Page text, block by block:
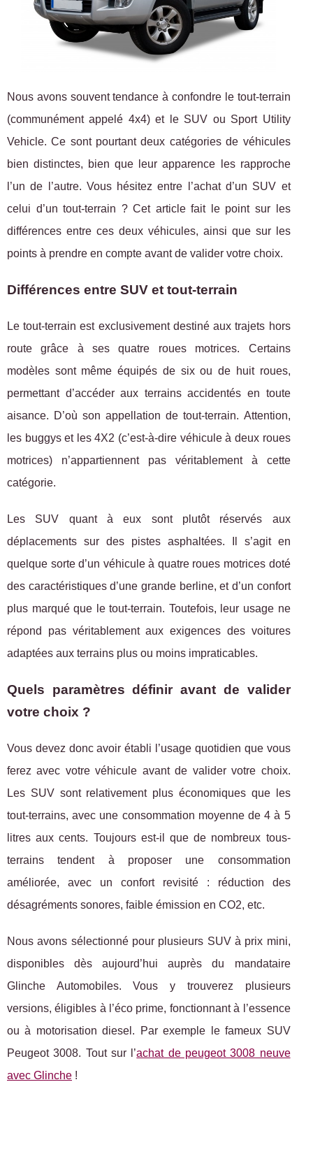
Nous avons souvent tendance à confondre le tout-terrain
(communément appelé 4x4) et le SUV ou Sport Utility
Vehicle. Ce sont pourtant deux catégories de véhicules
bien distinctes, bien que leur apparence les rapproche
l’un de l’autre. Vous hésitez entre l’achat d’un SUV et
celui d’un tout-terrain ? Cet article fait le point sur les
différences entre ces deux véhicules, ainsi que sur les
points à prendre en compte avant de valider votre choix.
Différences entre SUV et tout-terrain
Le tout-terrain est exclusivement destiné aux trajets hors
route grâce à ses quatre roues motrices. Certains
modèles sont même équipés de six ou de huit roues,
permettant d’accéder aux terrains accidentés en toute
aisance. D’où son appellation de tout-terrain. Attention,
les buggys et les 4X2 (c’est-à-dire véhicule à deux roues
motrices) n’appartiennent pas véritablement à cette
catégorie.
Les SUV quant à eux sont plutôt réservés aux
déplacements sur des pistes asphaltées. Il s’agit en
quelque sorte d’un véhicule à quatre roues motrices doté
des caractéristiques d’une grande berline, et d’un confort
plus marqué que le tout-terrain. Toutefois, leur usage ne
répond pas véritablement aux exigences des voitures
adaptées aux terrains plus ou moins impraticables.
Quels paramètres définir avant de valider
votre choix ?
Vous devez donc avoir établi l’usage quotidien que vous
ferez avec votre véhicule avant de valider votre choix.
Les SUV sont relativement plus économiques que les
tout-terrains, avec une consommation moyenne de 4 à 5
litres aux cents. Toujours est-il que de nombreux tous-
terrains tendent à proposer une consommation
améliorée, avec un confort revisité : réduction des
désagréments sonores, faible émission en CO2, etc.
Nous avons sélectionné pour plusieurs SUV à prix mini,
disponibles dès aujourd’hui auprès du mandataire
Glinche Automobiles. Vous y trouverez plusieurs
versions, éligibles à l’éco prime, fonctionnant à l’essence
ou à motorisation diesel. Par exemple le fameux SUV
Peugeot 3008. Tout sur l’achat de peugeot 3008 neuve
avec Glinche !